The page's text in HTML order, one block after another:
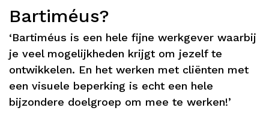
Bartiméus?
‘Bartiméus is een hele fijne werkgever waarbij
je veel mogelijkheden krijgt om jezelf te
ontwikkelen. En het werken met cliënten met
een visuele beperking is echt een hele
bijzondere doelgroep om mee te werken!’